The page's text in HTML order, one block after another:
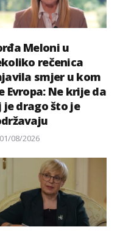
Meloni u
rečenica
smjer u kom
Evropa: Ne krije da
je drago što je
Posted
01/08/2026